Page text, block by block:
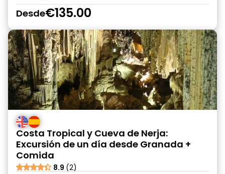
Desde€135.00
Costa Tropical y Cueva de Nerja:
Excursión de un día desde Granada +
Comida
8.9 (2)